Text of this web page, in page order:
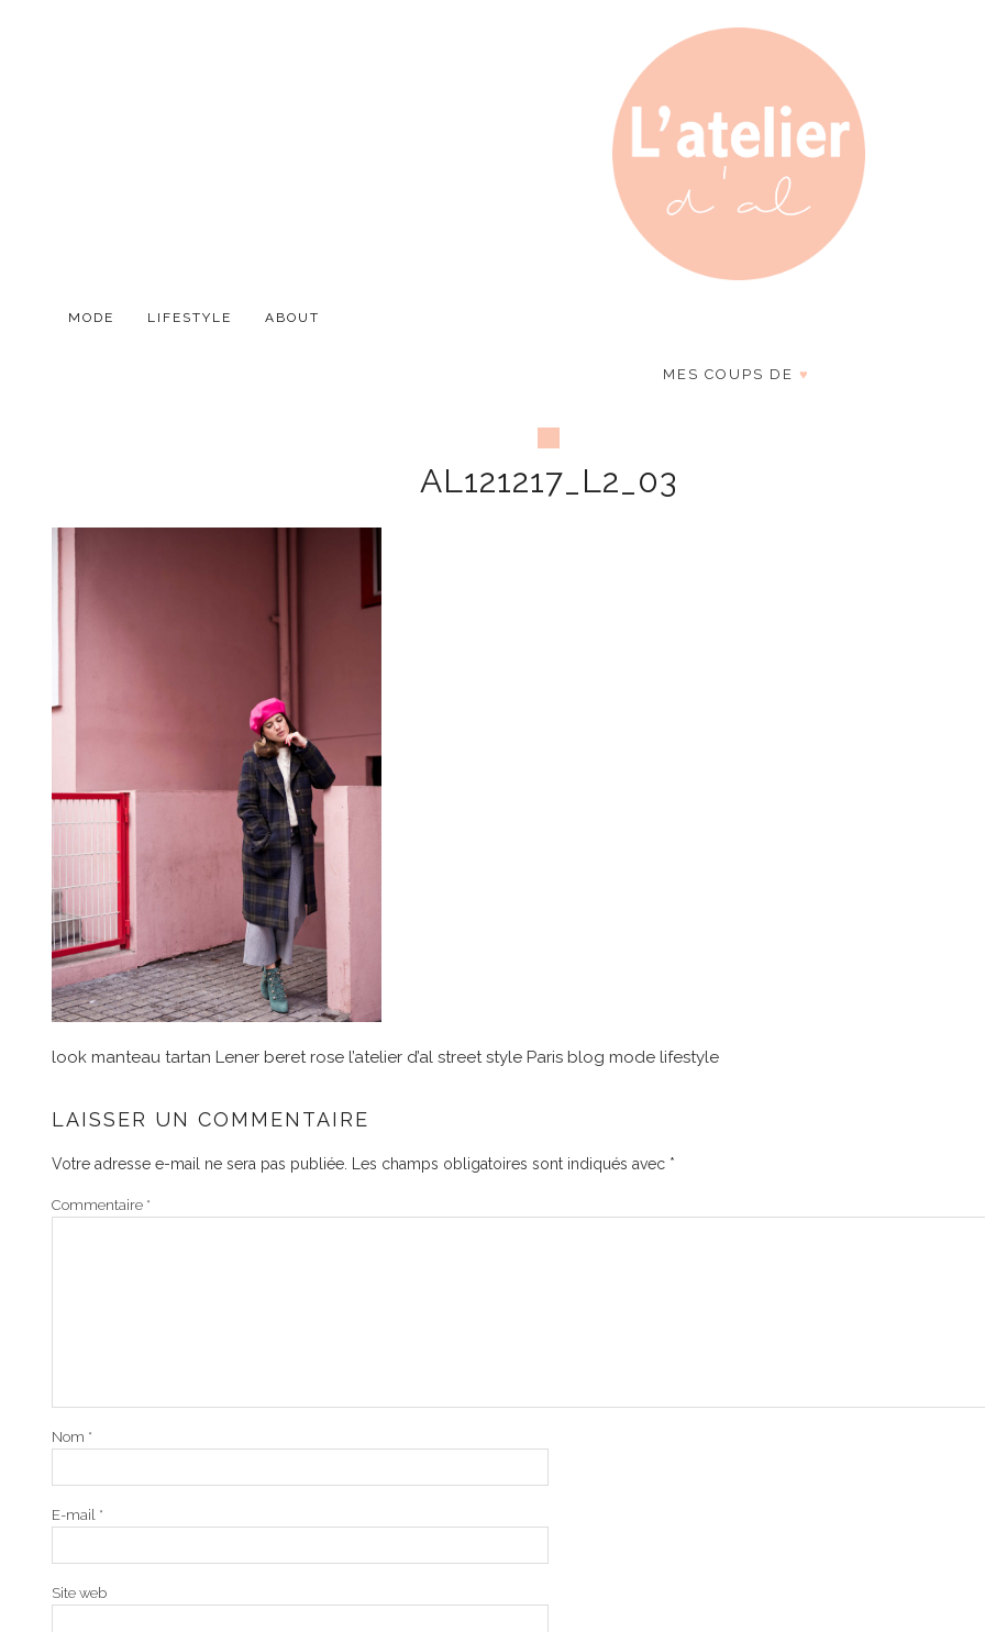
MODE LIFESTYLE ABOUT
MES COUPS DE ♥
AL121217_L2_03
look manteau tartan Lener beret rose l’atelier d’al street style Paris blog mode lifestyle
LAISSER UN COMMENTAIRE
Votre adresse e-mail ne sera pas publiée. Les champs obligatoires sont indiqués avec *
Commentaire *
Nom *
E-mail *
Site web